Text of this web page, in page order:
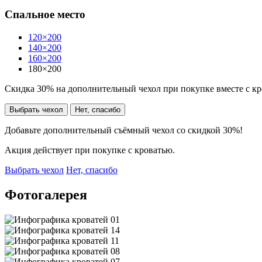
Спальное место
120×200
140×200
160×200
180×200
Скидка 30% на дополнительный чехол при покупке вместе с
Выбрать чехол Нет, спасибо
Добавьте дополнительный съёмный чехол со скидкой 30%!
Акция действует при покупке с кроватью.
Выбрать чехол Нет, спасибо
Фотогалерея